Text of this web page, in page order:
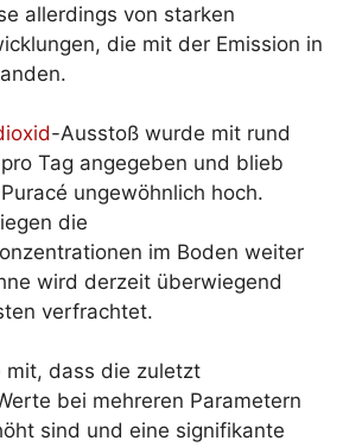
allerdings von starken
die mit der Emission in
-Ausstoß wurde mit rund
Tag angegeben und blieb
ungewöhnlich hoch.
die
im Boden weiter
wird derzeit überwiegend
verfrachtet.
mit, dass die zuletzt
bei mehreren Parametern
sind und eine signifikante